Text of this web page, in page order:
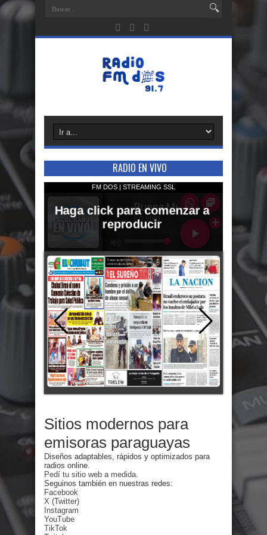
RADIO EN VIVO
Sitios modernos para
emisoras paraguayas
Diseños adaptables, rápidos y optimizados para
radios online.
Pedí tu sitio web a medida.
Seguinos también en nuestras redes:
Facebook
X (Twitter)
Instagram
YouTube
TikTok